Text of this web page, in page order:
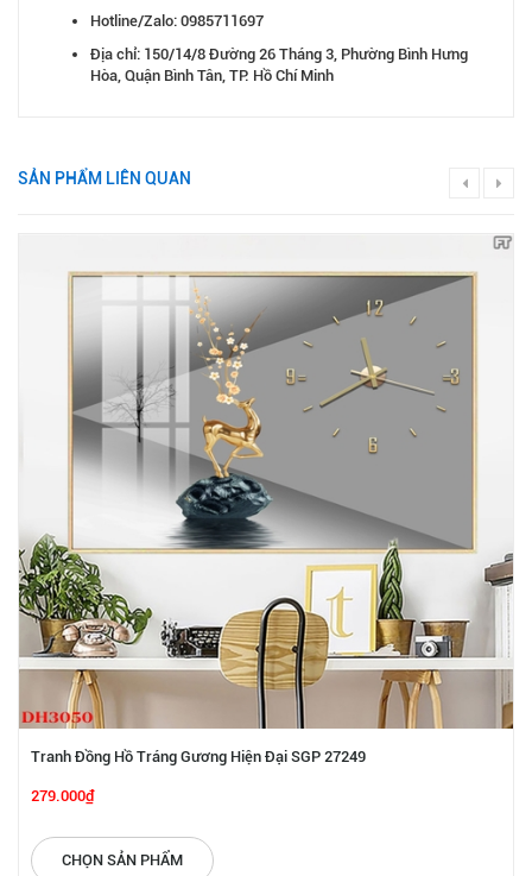
Hotline/Zalo: 0985711697
Địa chỉ: 150/14/8 Đường 26 Tháng 3, Phường Bình Hưng
Hòa, Quận Bình Tân, TP. Hồ Chí Minh
SẢN PHẨM LIÊN QUAN
Tranh Đồng Hồ Tráng Gương Hiện Đại SGP 27249
279.000₫
CHỌN SẢN PHẨM